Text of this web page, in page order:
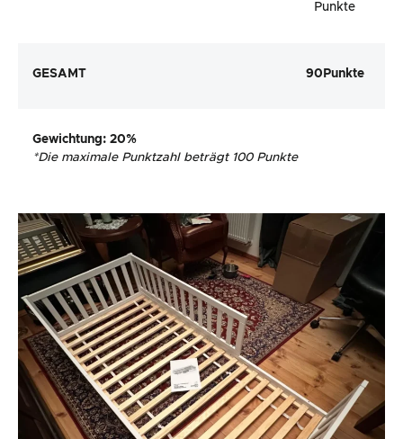
Punkte
GESAMT 90 Punkte
Gewichtung: 20%
*Die maximale Punktzahl beträgt 100 Punkte